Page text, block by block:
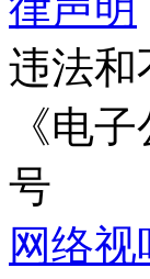
违法和
《电
号
网络视